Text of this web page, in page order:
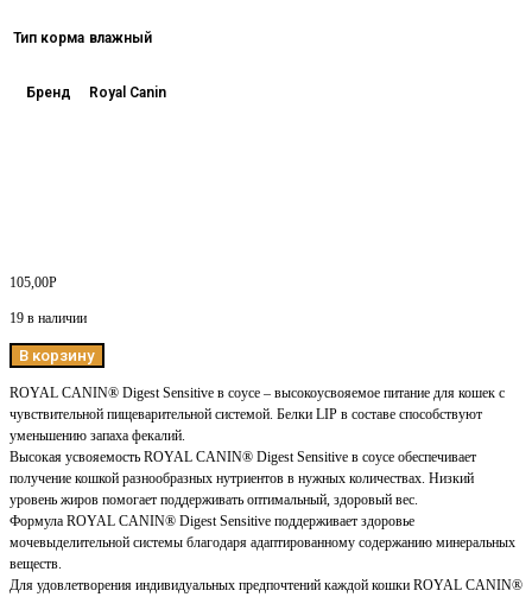
Тип корма влажный
Бренд Royal Canin
105,00Р
19 в наличии
В корзину
ROYAL CANIN® Digest Sensitive в соусе – высокоусвояемое питание для кошек с
чувствительной пищеварительной системой. Белки LIP в составе способствуют
уменьшению запаха фекалий.
Высокая усвояемость ROYAL CANIN® Digest Sensitive в соусе обеспечивает
получение кошкой разнообразных нутриентов в нужных количествах. Низкий
уровень жиров помогает поддерживать оптимальный, здоровый вес.
Формула ROYAL CANIN® Digest Sensitive поддерживает здоровье
мочевыделительной системы благодаря адаптированному содержанию минеральных
веществ.
Для удовлетворения индивидуальных предпочтений каждой кошки ROYAL CANIN®